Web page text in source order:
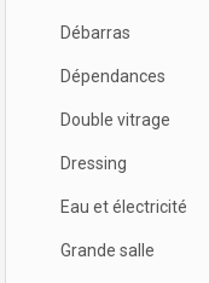
Débarras
Dépendances
Double vitrage
Dressing
Eau et électricité
Grande salle